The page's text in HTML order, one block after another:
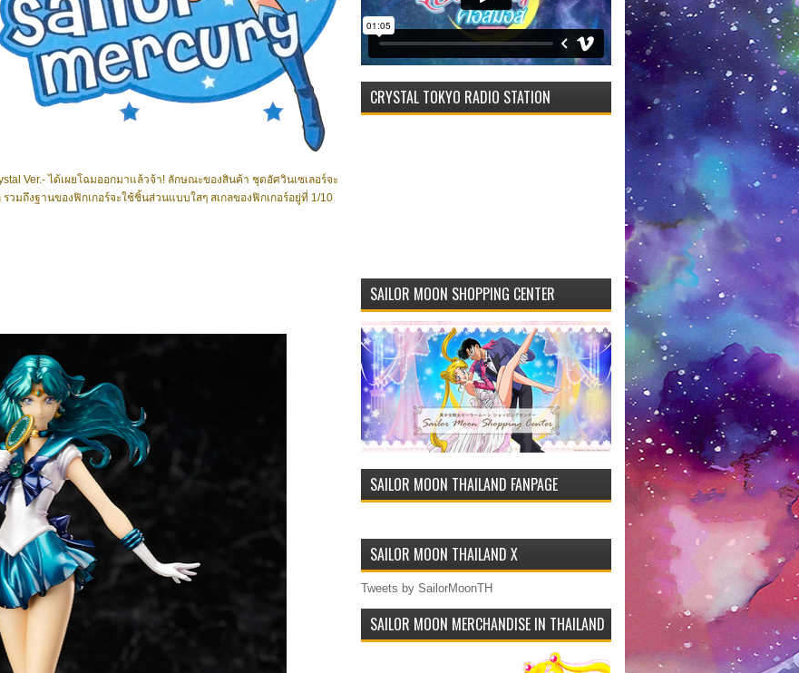
Ver.- ได้เผยโฉมออกมาแล้วจ้า! ลักษณะของสินค้า ชุดอัศวินเซเลอร์จะ
วมถึงฐานของฟิกเกอร์จะใช้ชิ้นส่วนแบบใสๆ สเกลของฟิกเกอร์อยู่ที่ 1/10
CRYSTAL TOKYO RADIO STATION
SAILOR MOON SHOPPING CENTER
SAILOR MOON THAILAND FANPAGE
SAILOR MOON THAILAND X
Tweets by SailorMoonTH
SAILOR MOON MERCHANDISE IN THAILAND